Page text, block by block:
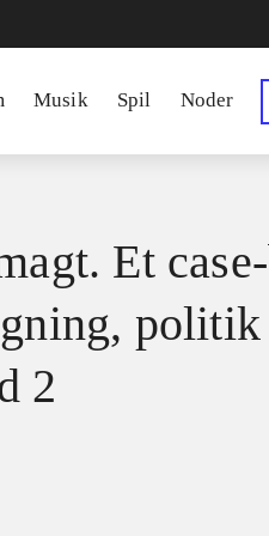
Musik Spil Noder
Et
politik
2